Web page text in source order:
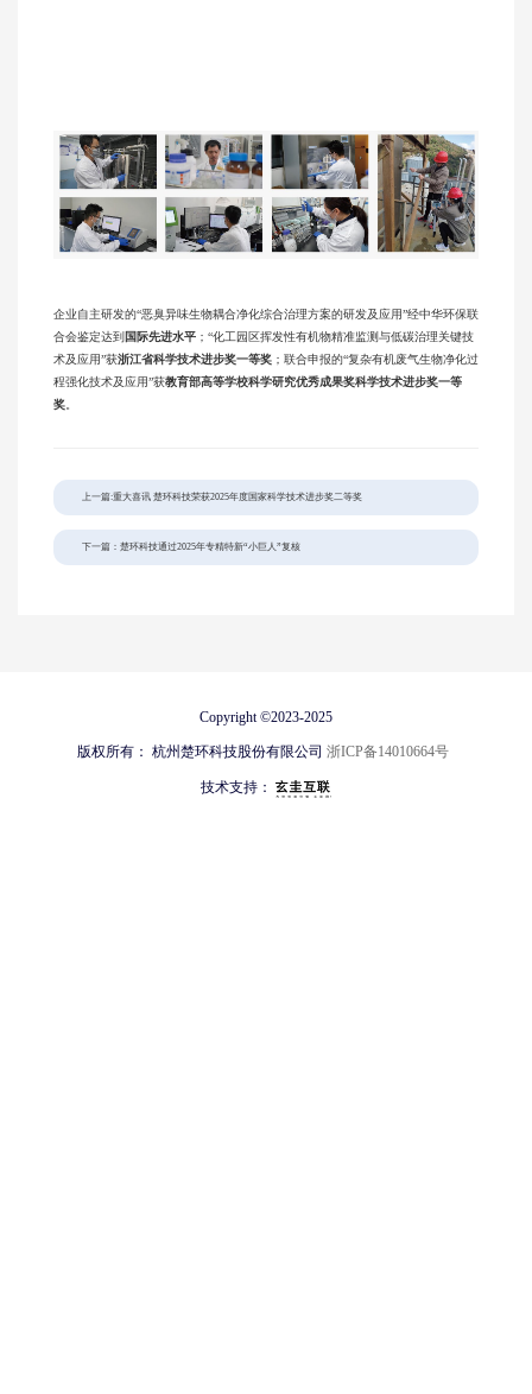
企业自主研发的“恶臭异味生物耦合净化综合治理方案的研发及应用”经中华环保联
合会鉴定达到 国际先进水平；“化工园区挥发性有机物精准监测与低碳治理关键技
术及应用”获浙江省科学技术进步奖一等奖；联合申报的“复杂有机废气生物净化过
程强化技术及应用”获教育部高等学校科学研究优秀成果奖科学技术进步奖一等
奖。
上一篇:重大喜讯 楚环科技荣获2025年度国家科学技术进步奖二等奖
下一篇：楚环科技通过2025年专精特新“小巨人”复核
Copyright ©2023-2025
版权所有： 杭州楚环科技股份有限公司 浙ICP备14010664号
技术支持：